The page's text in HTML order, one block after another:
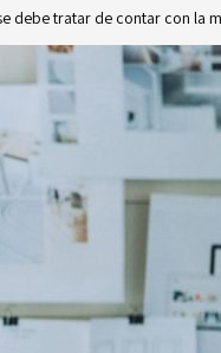
debe tratar de contar con la